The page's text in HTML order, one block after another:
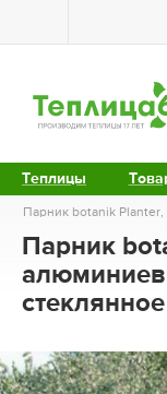
Теплицы
Парник botanik
Парник